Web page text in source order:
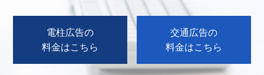
電柱広告の
料金はこちら
交通広告の
料金はこちら